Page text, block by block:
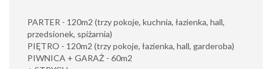
PARTER - 120m2 (trzy pokoje, kuchnia, łazienka, hall,
przedsionek, spiżarnia)
PIĘTRO - 120m2 (trzy pokoje, łazienka, hall, garderoba)
PIWNICA + GARAŻ - 60m2